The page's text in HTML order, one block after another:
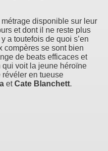
disponible sur leur
et dont il ne reste plus
a toutefois de quoi s’en
compères se sont bien
de beats efficaces et
qui voit la jeune héroïne
révéler en tueuse
etCate Blanchett.